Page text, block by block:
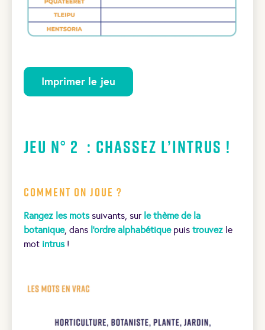
Imprimer le jeu
Jeu N° 2 : Chassez l’intrus !
Comment on joue ?
Rangez les motssuivants, sur le thème de la
botanique, dans l’ordre alphabétiquepuis trouvez le
mot intrus!